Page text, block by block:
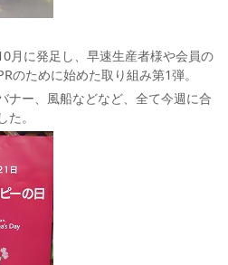
月に発足し、早速生産者様や会員の
のために始めた取り組み第1弾。
ナー、風船などなど、全て今週に合
。